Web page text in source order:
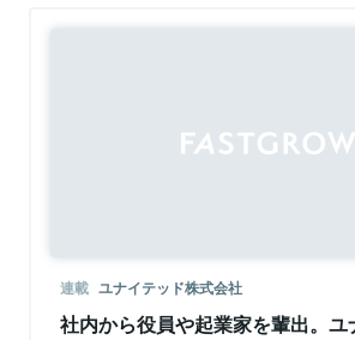
連載 ユナイテッド株式会社
社内から役員や起業家を輩出。ユ